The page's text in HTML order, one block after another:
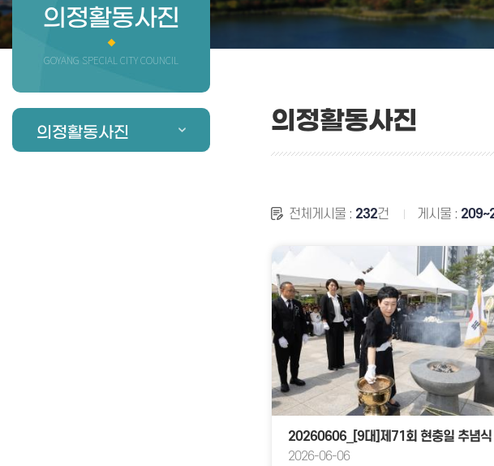
의정활동사진
GOYANG SPECIAL CITY COUNCIL
의정활동사진 의정활동사진
전체게시물 : 232건 게시물 :
20260606_[9대]제71회 현충일 추념식
2026-06-06